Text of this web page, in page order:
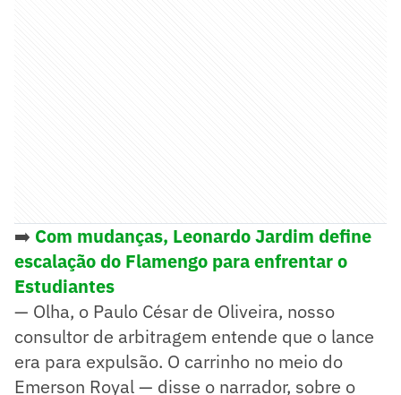
➡️ Com mudanças, Leonardo Jardim define
escalação do Flamengo para enfrentar o
Estudiantes
— Olha, o Paulo César de Oliveira, nosso
consultor de arbitragem entende que o lance
era para expulsão. O carrinho no meio do
Emerson Royal — disse o narrador, sobre o